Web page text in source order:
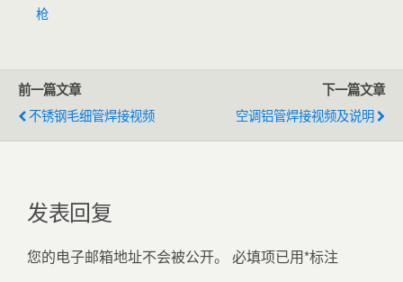
枪
前一篇文章
不锈钢毛细管焊接视频
下一篇文章
空调铝管焊接视频及说明
发表回复
您的电子邮箱地址不会被公开。 必填项已用*标注